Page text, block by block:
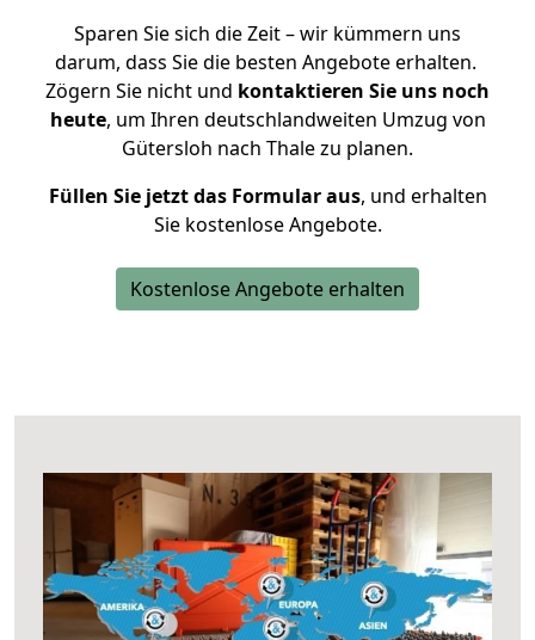
Sparen Sie sich die Zeit – wir kümmern uns
darum, dass Sie die besten Angebote erhalten.
Zögern Sie nicht und kontaktieren Sie uns noch
heute, um Ihren deutschlandweiten Umzug von
Gütersloh nach Thale zu planen.
Füllen Sie jetzt das Formular aus, und erhalten
Sie kostenlose Angebote.
Kostenlose Angebote erhalten